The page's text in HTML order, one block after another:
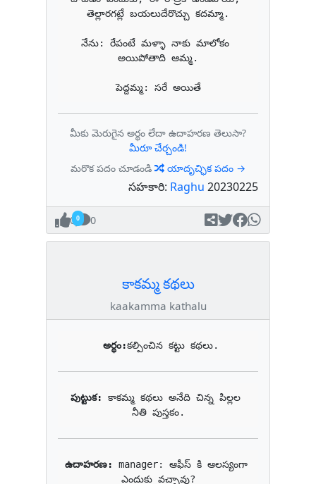
తెల్లారగట్లే బయలుదేరొచ్చు కదమ్మా.
నేను: రేపంటే మళ్ళా నాకు మాలోకం
అయిపోతాది ఆమ్మ.
పెద్దమ్మ: సరే అయితే
మీకు మెరుగైన అర్థం లేదా ఉదాహరణ తెలుసా?
మీరూ చేర్చండి!
మరొక పదం చూడండి
యాదృచ్ఛిక పదం →
సహకారి: Raghu 20230225
0 0
కాకమ్మ కథలు
kaakamma kathalu
అర్థం:కల్పించిన కట్టు కథలు.
పుట్టుక: కాకమ్మ కథలు అనేది చిన్న పిల్లల
నీతి పుస్తకం.
ఉదాహరణ: manager: ఆఫీస్ కి ఆలస్యంగా
ఎందుకు వచ్చావు?